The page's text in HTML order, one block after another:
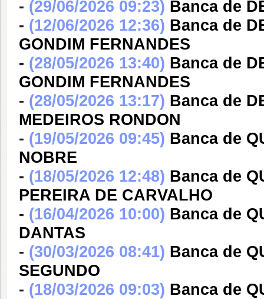
- (29/06/2026 09:23) Banca de
- (12/06/2026 12:36) Banca de
GONDIM FERNANDES
- (28/05/2026 13:40) Banca de
GONDIM FERNANDES
- (28/05/2026 13:17) Banca de
MEDEIROS RONDON
- (19/05/2026 09:45) Banca de
NOBRE
- (18/05/2026 12:48) Banca de
PEREIRA DE CARVALHO
- (16/04/2026 10:00) Banca de
DANTAS
- (30/03/2026 08:41) Banca de
SEGUNDO
- (18/03/2026 09:03) Banca de